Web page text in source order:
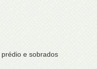
e sobrados